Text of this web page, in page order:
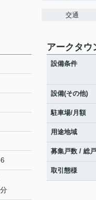
交通
アークタウ
設備条件
設備(その他)
駐車場/月額
用途地域
募集戸数 / 総
取引態様